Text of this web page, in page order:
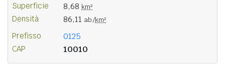
Superficie 8,68 km²
Densità 86,11 ab./km²
Prefisso 0125
CAP 10010